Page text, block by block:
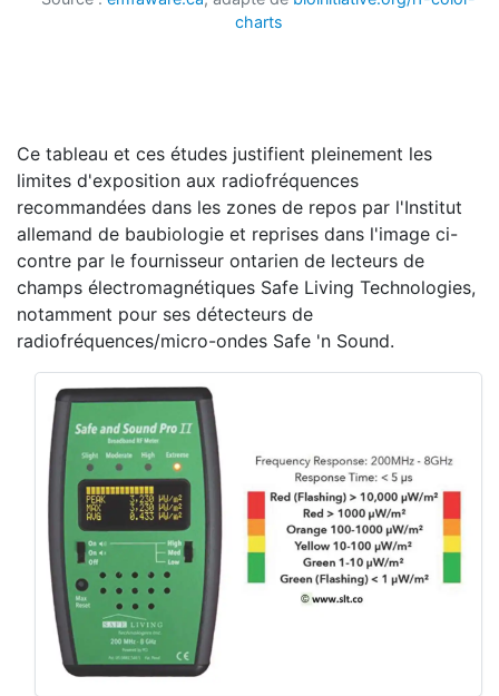
charts
Ce tableau et ces études justifient pleinement les
limites d'exposition aux radiofréquences
recommandées dans les zones de repos par l'Institut
allemand de baubiologie et reprises dans l'image ci-
contre par le fournisseur ontarien de lecteurs de
champs électromagnétiques Safe Living Technologies,
notamment pour ses détecteurs de
radiofréquences/micro-ondes Safe 'n Sound.